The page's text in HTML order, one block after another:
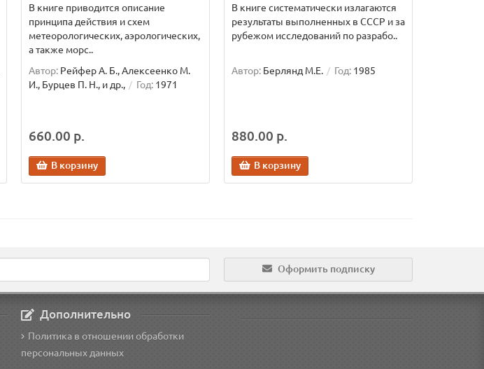
В книге приводится описание
принципа действия и схем
метеорологических, аэрологических,
а также морс..
Автор: Рейфер А. Б., Алексеенко М.
И., Бурцев П. Н., и др.,
Год: 1971
660.00 р.
В корзину
В книге систематически излагаются
результаты выполненных в СССР и за
рубежом исследований по разрабо..
Автор: Берлянд М.Е. Год: 1985
880.00 р.
В корзину
Оформить подписку
Дополнительно
Политика в отношении обработки
персональных данных